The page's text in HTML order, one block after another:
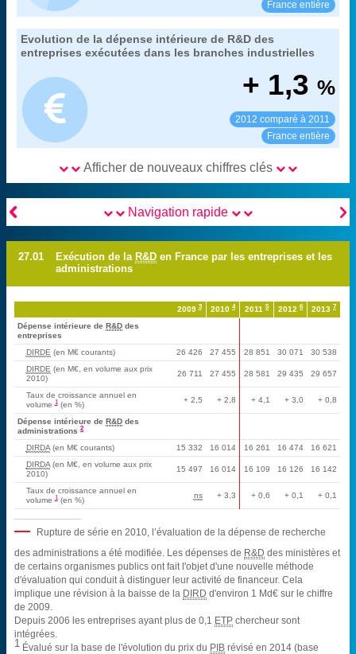
France entière
Evolution de la dépense intérieure de R&D des
entreprises exécutées dans les branches industrielles
+ 1,3 %
2012 comparé à 2011
France entière
Extrait de la fiche "
27. les dépenses intérieures de recherche et
développement
".
Afficher de nouveaux chiffres clés
 
Navigation rapide
27.01 Exécution de laR&D en France par les entreprises et les
administrations
20093 20104 20115 20126 20137
Dépense intérieure deR&D des
entreprises
DIRDE (en M€ courants) 26 426 27 455 28 851 30 071
30 538
DIRDE (en M€, en volume aux prix
2010)
26 711 27 455 28 581 29 435 29 657
Taux de croissance annuel en
volume1(en %)
+ 2,5 + 2,8 + 4,1 + 3,0 + 0,8
Dépense intérieure deR&D des
administrations2
DIRDA(en M€ courants) 15 332 16 014 16 261 16 474
16 621
DIRDA(en M€, en volume aux prix
2010)
15 497 16 014 16 109 16 126 16 142
Taux de croissance annuel en
volume1(en %)
ns + 3,3 + 0,6 + 0,1 + 0,1
Rupture de série en 2010, l’évaluation de la dépense de recherche
des administrations a été modifiée. Les dépenses de R&D des ministères et
de certains organismes publics ont fait l'objet d'une nouvelle méthode
d'évaluation qui conduit à distinguer leur activité de financeur. Cela
implique une révision à la baisse de la DIRD d'environ 1 Md€ sur le chiffre
de 2009.
Depuis 2006 les entreprises ayant plus de 0,1 ETP chercheur sont
intégrées.
1 Évalué sur la base de l'évolution du prix du PIB révisé en 2014 (base